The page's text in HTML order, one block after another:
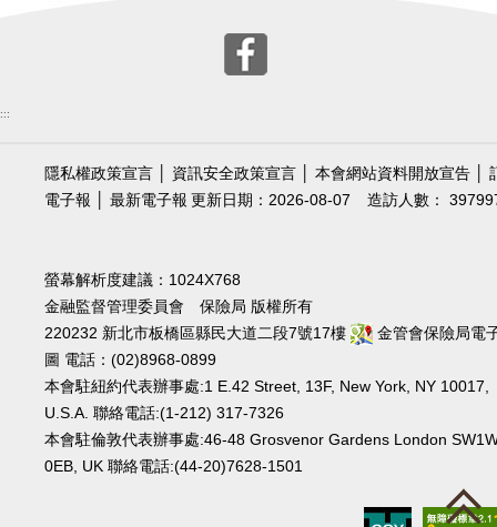
:::
隱私權政策宣言 資訊安全政策宣言 本會網站資料開放宣告
電子報
最新電子報 造訪人數：
更新日期：2026-08-07
螢幕解析度建議：1024X768
金融監督管理委員會 保險局 版權所有
220232 新北市板橋區縣民大道二段7號17樓
金管會保險局電
圖 電話：(02)8968-0899
本會駐紐約代表辦事處:1 E.42 Street, 13F, New York, NY 10017,
U.S.A. 聯絡電話:(1-212) 317-7326
本會駐倫敦代表辦事處:46-48 Grosvenor Gardens London
0EB, UK 聯絡電話:(44-20)7628-1501